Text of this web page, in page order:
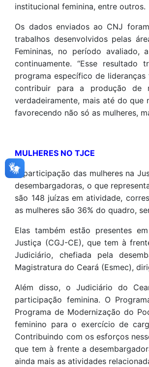
institucional feminina, entre outros.
Os dados enviados ao CNJ
trabalhos desenvolvidos pelas
Femininas, no período avaliado,
continuamente. “Esse
programa específico de
contribuir para a produção de
verdadeiramente, mais até do que
favorecendo não só as mulheres,
MULHERES NO TJCE
A participação das mulheres na
desembargadoras, o que
são 148 juízas em atividade,
as mulheres são 36% do quadro,
Elas também estão presentes
Justiça (CGJ-CE), que tem à
Judiciário, chefiada pela
Magistratura do Ceará (Esmec),
Além disso, o Judiciário do
participação feminina. O
Programa de Modernização do
feminino para o exercício de
Contribuindo com os esforços
que tem à frente a
ainda mais as atividades